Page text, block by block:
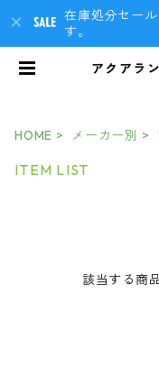
在庫処分セー
す。
アクアラ
HOME メーカー別
ITEM LIST
該当する商